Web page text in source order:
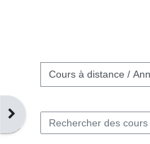
Ouvrir le tiroir des blocs
de cours
Rechercher des cours